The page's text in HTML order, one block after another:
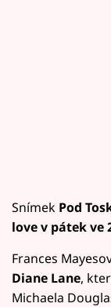
Snímek Pod
love v pátek ve
Frances
Diane Lane,
Michaela